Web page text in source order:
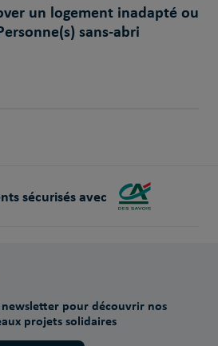
un logement inadapté ou
sans-abri
sécurisés avec
pour découvrir nos
projets solidaires